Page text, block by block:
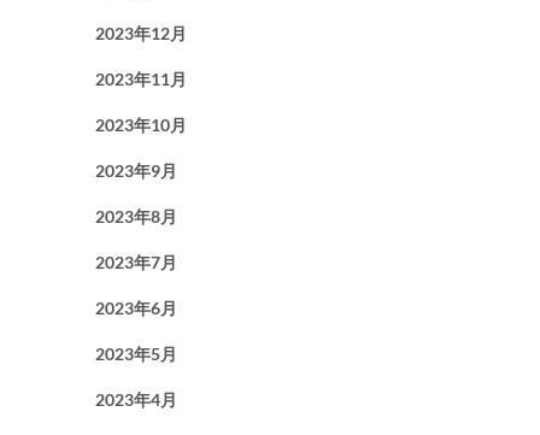
2023年12月
2023年11月
2023年10月
2023年9月
2023年8月
2023年7月
2023年6月
2023年5月
2023年4月